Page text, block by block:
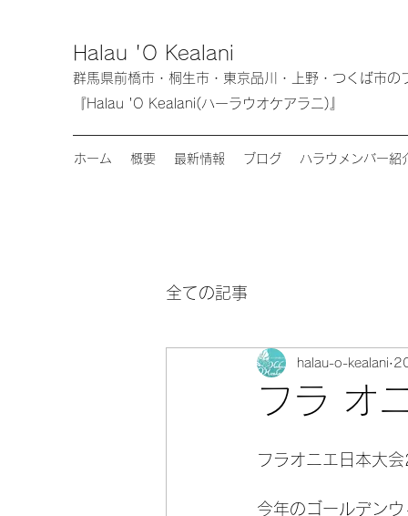
Halau 'O Kealani
群馬県前橋市・桐生市・東京品川・上野・つく
『Halau 'O Kealani(ハーラウオケアラニ)』
ホーム 概要 最新情報 ブログ ハラウメンバー紹
全ての記事
フラ オ
halau-o-kealani
フラオニエ日本大
今年のゴールデン